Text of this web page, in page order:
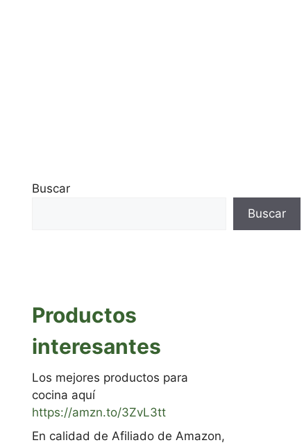
Buscar
Buscar
Productos
interesantes
Los mejores productos para
cocina aquí
https://amzn.to/3ZvL3tt
En calidad de Afiliado de Amazon,